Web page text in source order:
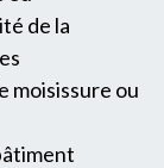
de la
moisissure ou